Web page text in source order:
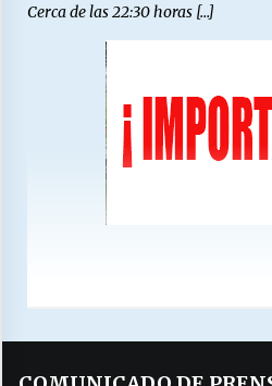
Cerca de las 22:30 horas […]